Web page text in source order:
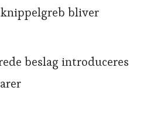
bliver
beslag introduceres